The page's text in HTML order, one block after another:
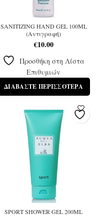
SANITIZING HAND GEL 100ML
(Αντιγραφή)
€10.00
Προσθήκη στη Λίστα
Επιθυμιών
ΔΙΑΒΆΣΤΕ ΠΕΡΙΣΣΌΤΕΡΑ
SPORT SHOWER GEL 200ML